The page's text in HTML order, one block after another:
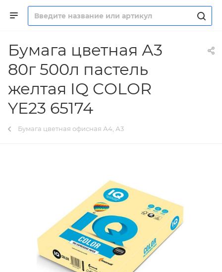
Бумага цветная А3
80г 500л пастель
желтая IQ COLOR
YE23 65174
Бумага цветная офисная А4, А3